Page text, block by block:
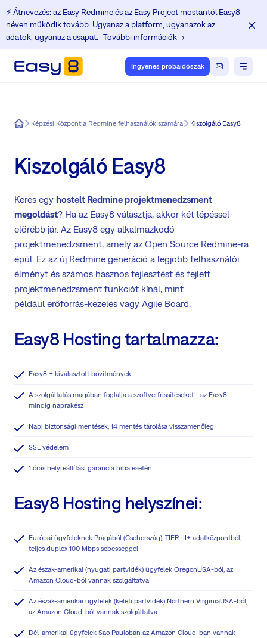
⚡️ Átnevezés: az Easy Redmine és az Easy Project mostantól Easy8
néven működik tovább. Ugyanaz a platform, ugyanazok az
adatok, ugyanaz a csapat.
További információk →
Ingyenes próbaidőszak
Easy8Képzési Központ a Redmine felhasználók számára Kiszolgáló Easy8
Kiszolgáló Easy8
Keres egy hostelt Redmine projektmenedzsment
megoldást? Ha az Easy8 választja, akkor két lépéssel
előrébb jár. Az Easy8 egy alkalmazkodó
projektmenedzsment, amely az Open Source Redmine-ra
épül. Ez az új Redmine generáció a legjobb felhasználói
élményt és számos hasznos fejlesztést és fejlett
projektmenedzsment funkciót kínál, mint
például erőforrás-kezelés vagy Agile Board.
Easy8 Hosting tartalmazza:
Easy8 + kiválasztott bővítmények
A szolgáltatás magában foglalja a szoftverfrissítéseket - az Easy8
mindig naprakész
Napi biztonsági mentések, 14 mentés tárolása visszamenőleg
SSL védelem
1 órás helyreállítási garancia hiba esetén
Easy8 Hosting helyszínei:
Európai ügyfeleknek Prágából (Csehország), TIER III+ adatközpontból,
teljes duplex 100 Mbps sebességgel
Az észak-amerikai (nyugati partvidék) ügyfelek OregonUSA-ból, az
Amazon Cloud-ból vannak szolgáltatva
Az észak-amerikai ügyfelek (keleti partvidék) Northern VirginiaUSA-ból,
az Amazon Cloud-ból vannak szolgáltatva
Dél-amerikai ügyfelek Sao Pauloban az Amazon Cloud-ban vannak